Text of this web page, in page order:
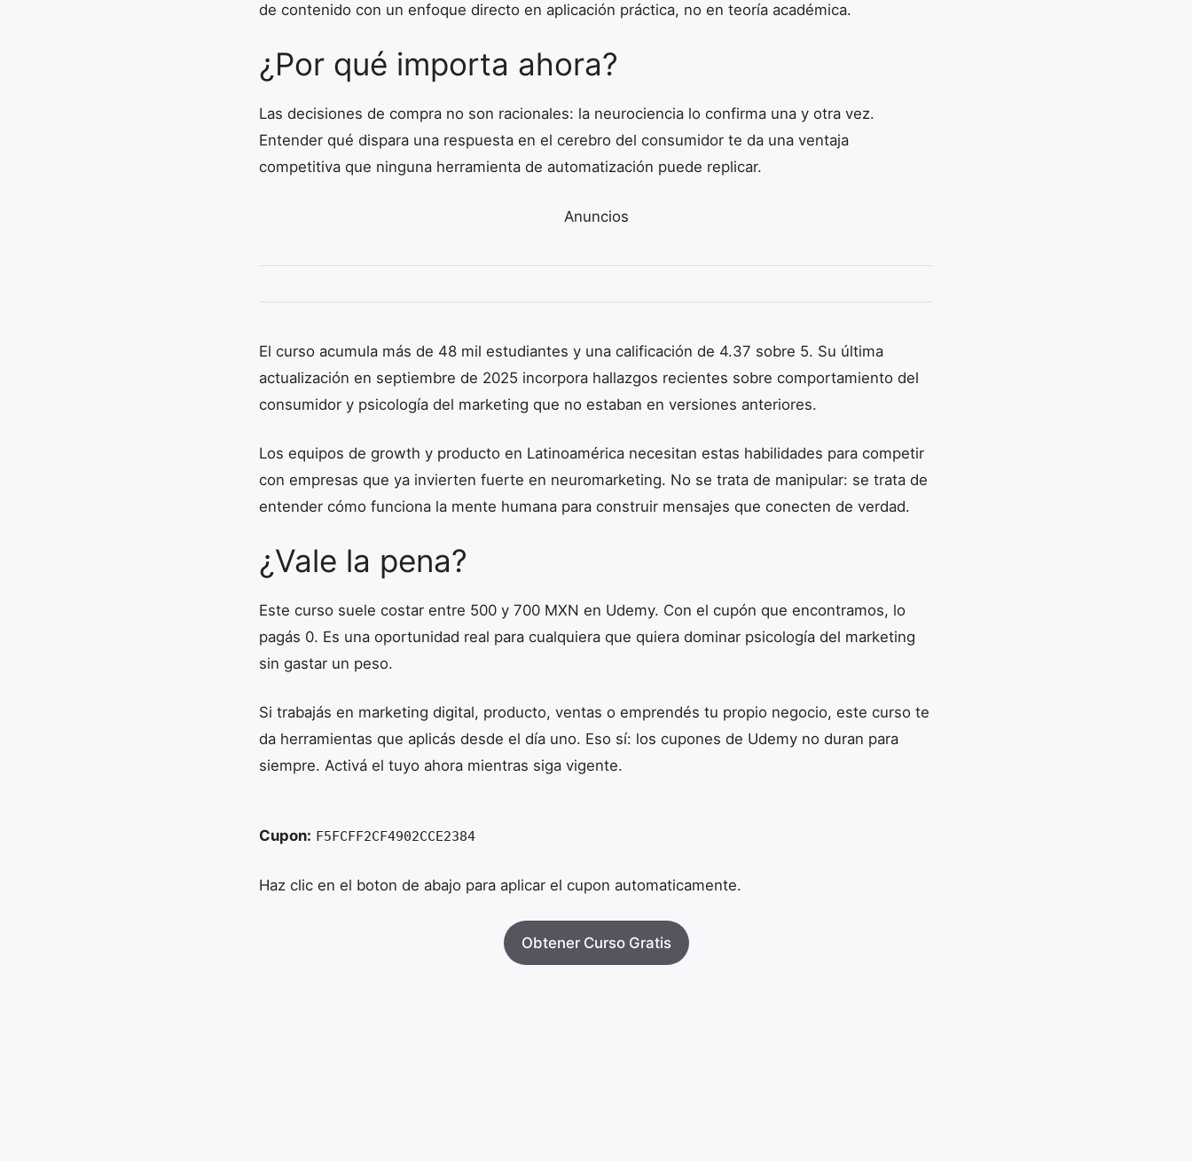
de contenido con un enfoque directo en aplicación práctica, no en teoría académica.
¿Por qué importa ahora?
Las decisiones de compra no son racionales: la neurociencia lo confirma una y otra vez.
Entender qué dispara una respuesta en el cerebro del consumidor te da una ventaja
competitiva que ninguna herramienta de automatización puede replicar.
Anuncios
El curso acumula más de 48 mil estudiantes y una calificación de 4.37 sobre 5. Su última
actualización en septiembre de 2025 incorpora hallazgos recientes sobre comportamiento del
consumidor y psicología del marketing que no estaban en versiones anteriores.
Los equipos de growth y producto en Latinoamérica necesitan estas habilidades para competir
con empresas que ya invierten fuerte en neuromarketing. No se trata de manipular: se trata de
entender cómo funciona la mente humana para construir mensajes que conecten de verdad.
¿Vale la pena?
Este curso suele costar entre 500 y 700 MXN en Udemy. Con el cupón que encontramos, lo
pagás 0. Es una oportunidad real para cualquiera que quiera dominar psicología del marketing
sin gastar un peso.
Si trabajás en marketing digital, producto, ventas o emprendés tu propio negocio, este curso te
da herramientas que aplicás desde el día uno. Eso sí: los cupones de Udemy no duran para
siempre. Activá el tuyo ahora mientras siga vigente.
Cupon: F5FCFF2CF4902CCE2384
Haz clic en el boton de abajo para aplicar el cupon automaticamente.
Obtener Curso Gratis